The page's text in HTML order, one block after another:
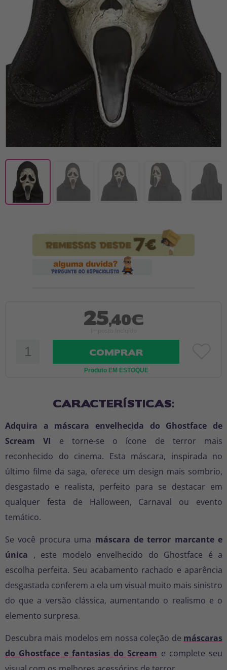
25,40€
COMPRAR
Produto EM ESTOQUE
CARACTERÍSTICAS:
Adquira a máscara envelhecida do Ghostface de
Scream VI e torne-se o ícone de terror mais
reconhecido do cinema. Esta máscara, inspirada no
último filme da saga, oferece um design mais sombrio,
desgastado e realista, perfeito para se destacar em
qualquer festa de Halloween, Carnaval ou evento
temático.
Se você procura uma máscara de terror marcante e
única , este modelo envelhecido do Ghostface é a
escolha perfeita. Seu acabamento rachado e aparência
desgastada conferem a ela um visual muito mais sinistro
do que a versão clássica, aumentando o realismo e o
elemento surpresa.
Descubra mais modelos em nossa coleção de máscaras
do Ghostface e fantasias do Scream e complete seu